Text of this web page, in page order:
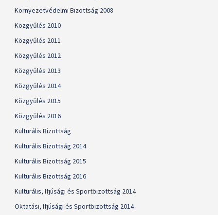
Környezetvédelmi Bizottság 2008
Közgyűlés 2010
Közgyűlés 2011
Közgyűlés 2012
Közgyűlés 2013
Közgyűlés 2014
Közgyűlés 2015
Közgyűlés 2016
Kulturális Bizottság
Kulturális Bizottság 2014
Kulturális Bizottság 2015
Kulturális Bizottság 2016
Kulturális, Ifjúsági és Sportbizottság 2014
Oktatási, Ifjúsági és Sportbizottság 2014